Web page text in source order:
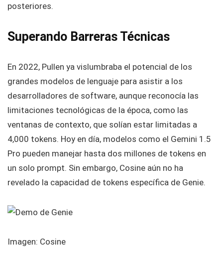
posteriores.
Superando Barreras Técnicas
En 2022, Pullen ya vislumbraba el potencial de los
grandes modelos de lenguaje para asistir a los
desarrolladores de software, aunque reconocía las
limitaciones tecnológicas de la época, como las
ventanas de contexto, que solían estar limitadas a
4,000 tokens. Hoy en día, modelos como el Gemini 1.5
Pro pueden manejar hasta dos millones de tokens en
un solo prompt. Sin embargo, Cosine aún no ha
revelado la capacidad de tokens específica de Genie.
Imagen: Cosine